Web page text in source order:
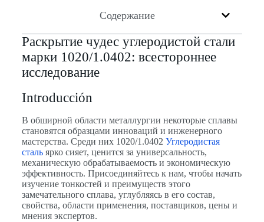
Содержание
Раскрытие чудес углеродистой стали
марки 1020/1.0402: всестороннее
исследование
Introducción
В обширной области металлургии некоторые сплавы
становятся образцами инноваций и инженерного
мастерства. Среди них 1020/1.0402 Углеродистая
сталь ярко сияет, ценится за универсальность,
механическую обрабатываемость и экономическую
эффективность. Присоединяйтесь к нам, чтобы начать
изучение тонкостей и преимуществ этого
замечательного сплава, углубляясь в его состав,
свойства, области применения, поставщиков, цены и
мнения экспертов.